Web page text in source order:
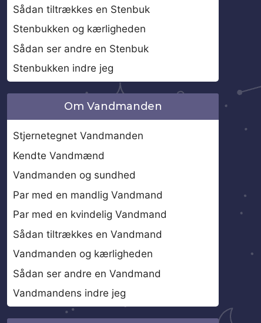
Sådan tiltrækkes en Stenbuk
Stenbukken og kærligheden
Sådan ser andre en Stenbuk
Stenbukken indre jeg
Om Vandmanden
Stjernetegnet Vandmanden
Kendte Vandmænd
Vandmanden og sundhed
Par med en mandlig Vandmand
Par med en kvindelig Vandmand
Sådan tiltrækkes en Vandmand
Vandmanden og kærligheden
Sådan ser andre en Vandmand
Vandmandens indre jeg